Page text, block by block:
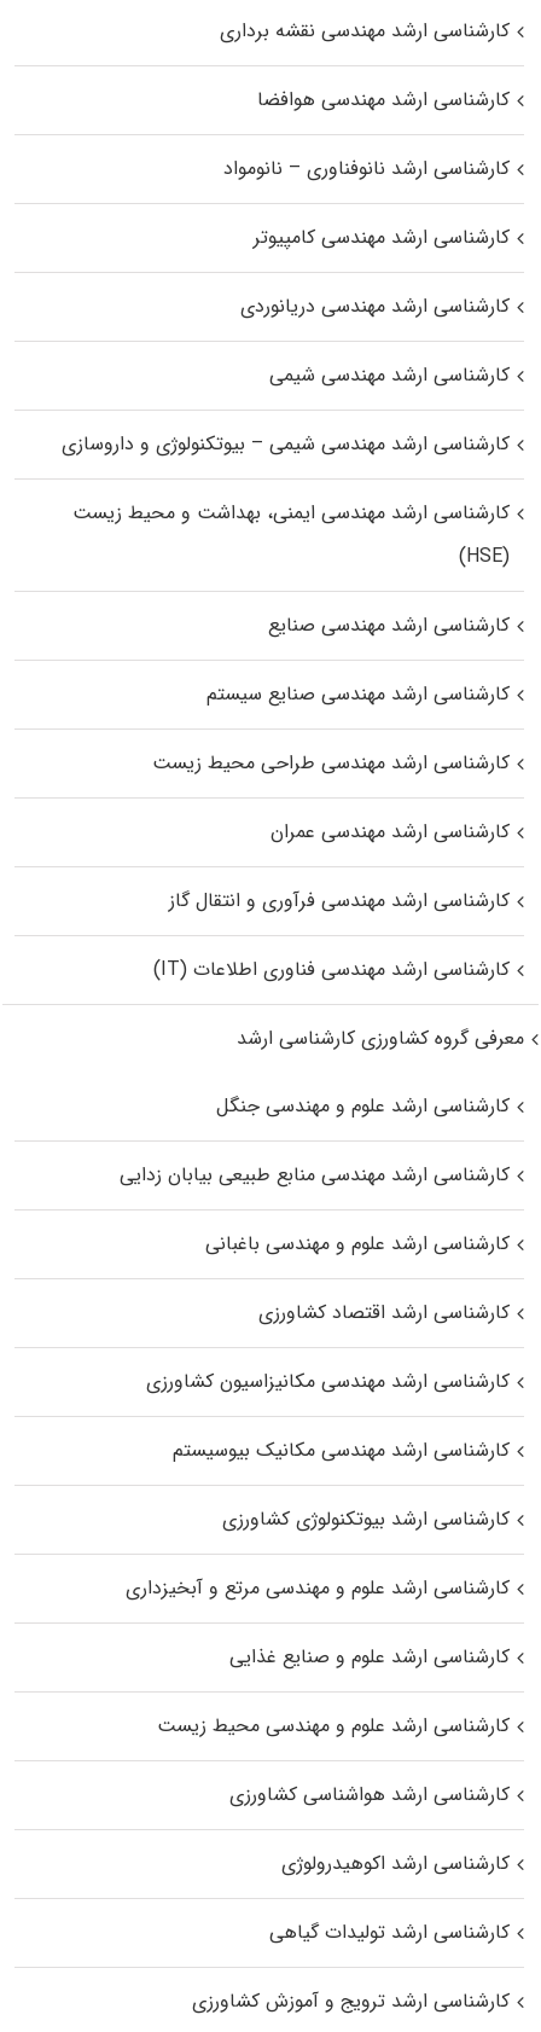
کارشناسی ارشد مهندسی نقشه برداری
کارشناسی ارشد مهندسی هوافضا
کارشناسی ارشد نانوفناوری – نانومواد
کارشناسی ارشد مهندسی کامپیوتر
کارشناسی ارشد مهندسی دریانوردی
کارشناسی ارشد مهندسی شیمی
کارشناسی ارشد مهندسی شیمی – بیوتکنولوژی و داروسازی
کارشناسی ارشد مهندسی ایمنی، بهداشت و محیط زیست
(HSE)
کارشناسی ارشد مهندسی صنایع
کارشناسی ارشد مهندسی صنایع سیستم
کارشناسی ارشد مهندسی طراحی محیط زیست
کارشناسی ارشد مهندسی عمران
کارشناسی ارشد مهندسی فرآوری و انتقال گاز
کارشناسی ارشد مهندسی فناوری اطلاعات (IT)
معرفی گروه کشاورزی کارشناسی ارشد
کارشناسی ارشد علوم و مهندسی جنگل
کارشناسی ارشد مهندسی منابع طبیعی بیابان زدایی
کارشناسی ارشد علوم و مهندسی باغبانی
کارشناسی ارشد اقتصاد کشاورزی
کارشناسی ارشد مهندسی مکانیزاسیون کشاورزی
کارشناسی ارشد مهندسی مکانیک بیوسیستم
کارشناسی ارشد بیوتکنولوژی کشاورزی
کارشناسی ارشد علوم و مهندسی مرتع و آبخیزداری
کارشناسی ارشد علوم و صنایع غذایی
کارشناسی ارشد علوم و مهندسی محیط زیست
کارشناسی ارشد هواشناسی کشاورزی
کارشناسی ارشد اکوهیدرولوژی
کارشناسی ارشد تولیدات گیاهی
کارشناسی ارشد ترویج و آموزش کشاورزی